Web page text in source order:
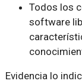
Todos los
software
Evidencia lo